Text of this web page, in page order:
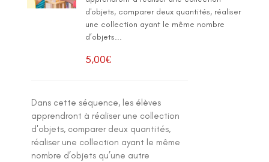
d'objets, comparer deux quantités, réaliser
une collection ayant le même nombre
d’objets...
5,00€
Dans cette séquence, les élèves
apprendront à réaliser une collection
d'objets, comparer deux quantités,
réaliser une collection ayant le même
nombre d’objets qu’une autre